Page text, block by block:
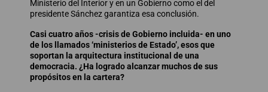
Ministerio del Interior y en un Gobierno como el del
presidente Sánchez garantiza esa conclusión.
Casi cuatro años -crisis de Gobierno incluida- en uno
de los llamados ‘ministerios de Estado’, esos que
soportan la arquitectura institucional de una
democracia. ¿Ha logrado alcanzar muchos de sus
propósitos en la cartera?